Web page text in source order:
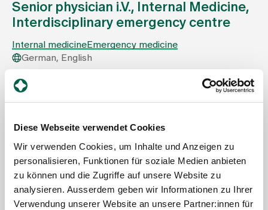
Diese Webseite verwendet Cookies
Wir verwenden Cookies, um Inhalte und Anzeigen zu
personalisieren, Funktionen für soziale Medien anbieten
zu können und die Zugriffe auf unsere Website zu
analysieren. Ausserdem geben wir Informationen zu Ihrer
Verwendung unserer Website an unsere Partner:innen für
Team
Assigning
Events
About us
Latest news
Senior physician i.V., Internal Medicine,
Interdisciplinary emergency centre
Internal medicineEmergency medicine
German, English
Spital Zollikerberg
8125 Zollikerberg
Tel
+41 44 397 24 24
Mail
medizin@spitalzollikerberg.ch